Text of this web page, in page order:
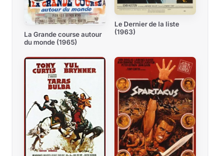
La Grande course autour
du monde (1965)
Le Dernier de la liste
(1963)